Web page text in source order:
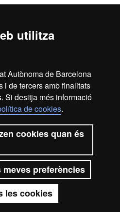
utilitza
Autònoma de Barcelona
i de tercers amb finalitats
Si desitja més informació
de cookies.
cookies quan és
preferències
les cookies
Tens dubtes?
del Pròxim Orient Antic
Protecció de dades
Autònoma de